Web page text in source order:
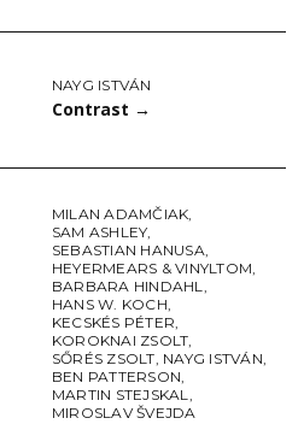
NAYG ISTVÁN
Contrast →
MILAN ADAMČIAK,
SAM ASHLEY,
SEBASTIAN HANUSA,
HEYERMEARS & VINYLTOM,
BARBARA HINDAHL,
HANS W. KOCH,
KECSKÉS PÉTER,
KOROKNAI ZSOLT,
SŐRÉS ZSOLT, NAYG ISTVÁN,
BEN PATTERSON,
MARTIN STEJSKAL,
MIROSLAV ŠVEJDA